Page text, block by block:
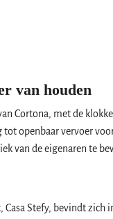
van houden
Cortona, met de
openbaar vervoer
van de eigenaren te
Stefy, bevindt zich